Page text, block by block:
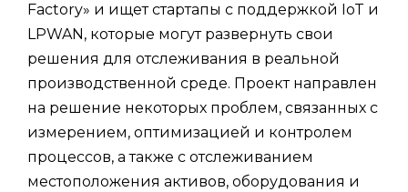
Factory» и ищет стартапы с поддержкой IoT и
LPWAN, которые могут развернуть свои
решения для отслеживания в реальной
производственной среде. Проект направлен
на решение некоторых проблем, связанных с
измерением, оптимизацией и контролем
процессов, а также с отслеживанием
местоположения активов, оборудования и